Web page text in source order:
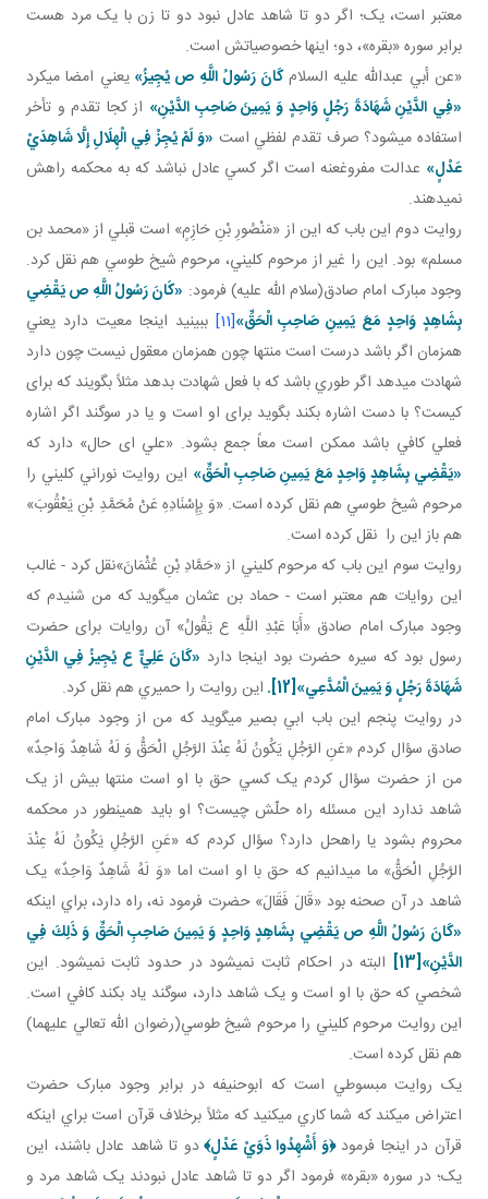
معتبر است، يک؛ اگر دو تا شاهد عادل نبود دو تا زن با يک مرد هست
برابر سوره «بقره»، دو؛ اينها خصوصياتش است.
«عن أبي عبدالله عليه السلامكَانَ رَسُولُ اللَّهِ ص يُجِيزُ»يعني امضا مي کرد
«فِي الدَّيْنِ شَهَادَةَ رَجُلٍ وَاحِدٍ وَ يَمِينَ صَاحِبِ الدَّيْنِ» از کجا تقدم و تأخر
استفاده مي شود؟ صرف تقدم لفظي است «وَ لَمْ يُجِزْ فِي الْهِلَالِ إِلَّا شَاهِدَيْ
عَدْلٍ» عدالت مفروغ عنه است اگر کسي عادل نباشد که به محکمه راهش
نمي دهند.
روايت دوم اين باب که اين از «مَنْصُورِ بْنِ حَازِمٍ» است قبلي از «محمد بن
مسلم» بود. اين را غير از مرحوم کليني، مرحوم شيخ طوسي هم نقل کرد.
وجود مبارک امام صادق(سلام الله عليه) فرمود: «کَانَ رَسُولُ اللَّهِ ص يَقْضِي
بِشَاهِدٍ وَاحِدٍ مَعَ يَمِينِ صَاحِبِ الْحَقِّ»[11]
ببينيد اينجا معيت دارد يعني
همزمان اگر باشد درست است منتها چون همزمان معقول نيست چون دارد
شهادت مي دهد اگر طوري باشد که با فعل شهادت بدهد مثلاً بگويند که برای
کيست؟ با دست اشاره بکند بگويد برای او است و يا در سوگند اگر اشاره
فعلي کافي باشد ممکن است معاً جمع بشود. «علي ای حال» دارد که
«يَقْضِي بِشَاهِدٍ وَاحِدٍ مَعَ يَمِينِ صَاحِبِ الْحَقِّ» اين روايت نوراني کليني را
مرحوم شيخ طوسي هم نقل کرده است. «وَ بِإِسْنَادِهِ عَنْ مُحَمَّدِ بْنِ يَعْقُوبَ»
هم باز اين را نقل کرده است.
روايت سوم اين باب که مرحوم کليني از «حَمَّادِ بْنِ عُثْمَانَ»نقل کرد - غالب
اين روايات هم معتبر است - حماد بن عثمان مي گويد که من شنيدم که
وجود مبارک امام صادق «أَبَا عَبْدِ اللَّهِ ع يَقُولُ» آن روايات برای حضرت
رسول بود که سيره حضرت بود اينجا دارد «كَانَ عَلِيٌّ ع يُجِيزُ فِي الدَّيْنِ
شَهَادَةَ رَجُلٍ وَ يَمِينَ الْمُدَّعِي»[12]
. اين روايت را حميري هم نقل کرد.
در روايت پنجم اين باب ابي بصير مي گويد که من از وجود مبارک امام
صادق سؤال کردم «عَنِ الرَّجُلِ يَكُونُ لَهُ عِنْدَ الرَّجُلِ الْحَقُّ وَ لَهُ شَاهِدٌ وَاحِدٌ»
من از حضرت سؤال کردم يک کسي حق با او است منتها بيش از يک
شاهد ندارد اين مسئله راه حلّش چيست؟ او بايد همين طور در محکمه
محروم بشود يا راه حل دارد؟ سؤال کردم که «عَنِ الرَّجُلِ يَكُونُ لَهُ عِنْدَ
الرَّجُلِ الْحَقُّ» ما مي دانيم که حق با او است اما «وَ لَهُ شَاهِدٌ وَاحِدٌ» يک
شاهد در آن صحنه بود «قَالَ فَقَالَ» حضرت فرمود نه، راه دارد، براي اينکه
«كَانَ رَسُولُ اللَّهِ ص يَقْضِي بِشَاهِدٍ وَاحِدٍ وَ يَمِينَ صَاحِبِ الْحَقِّ وَ ذَلِكَ فِي
الدَّيْنِ»[13]
البته در احکام ثابت نمي شود در حدود ثابت نمي شود. اين
شخصي که حق با او است و يک شاهد دارد، سوگند ياد بکند کافي است.
اين روايت مرحوم کليني را مرحوم شيخ طوسي(رضوان الله تعالي عليهما)
هم نقل کرده است.
يک روايت مبسوطي است که ابوحنيفه در برابر وجود مبارک حضرت
اعتراض مي کند که شما کاري مي کنيد که مثلاً برخلاف قرآن است براي اينکه
قرآن در اينجا فرمود﴿وَ أَشْهِدُوا ذَوَيْ عَدْلٍ﴾دو تا شاهد عادل باشند، اين
يک؛ در سوره «بقره» فرمود اگر دو تا شاهد عادل نبودند يک شاهد مرد و